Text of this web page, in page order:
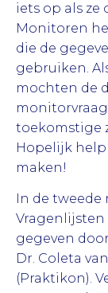
iets op als
Monitoren
die de
gebruiken.
mochten de
toekomstige
Hopelijk
maken!
In de
Vragenlijsten
gegeven
Dr. Coleta
(Praktikon).